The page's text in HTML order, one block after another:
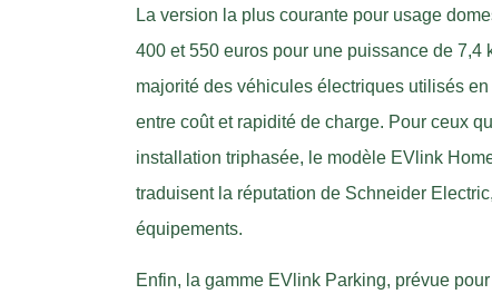
La version la plus courante pour usage
400 et 550 euros pour une puissance de
majorité des véhicules électriques utilisés
entre coût et rapidité de charge. Pour ceux
installation triphasée, le modèle EVlink
traduisent la réputation de Schneider
équipements.
Enfin, la gamme EVlink Parking, prévue